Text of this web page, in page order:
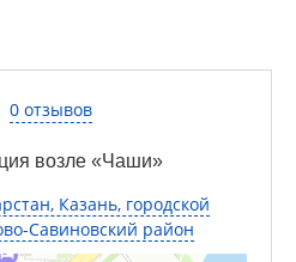
0 отзывов
возле «Чаши»
Казань, городской
Савиновский район